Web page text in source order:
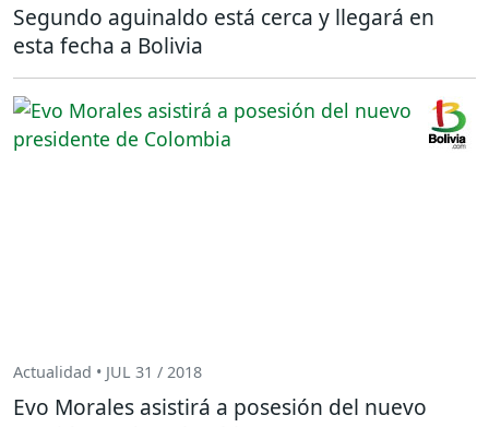
Segundo aguinaldo está cerca y llegará en
esta fecha a Bolivia
Actualidad • JUL 31 / 2018
Evo Morales asistirá a posesión del nuevo